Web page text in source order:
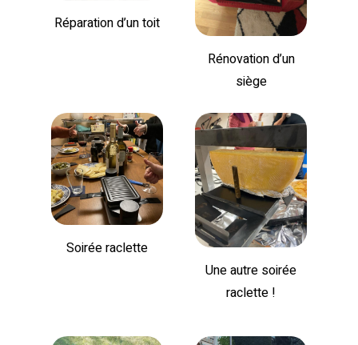
Réparation d’un toit
Rénovation d’un
siège
Soirée raclette
Une autre soirée
raclette !